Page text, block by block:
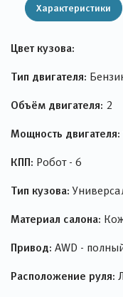
Характеристики
Цвет кузова:
Тип двигателя:
Объём двигателя: 2
Мощность двигателя:
КПП: Робот - 6
Тип кузова:
Материал салона:
Привод: AWD -
Расположение руля: